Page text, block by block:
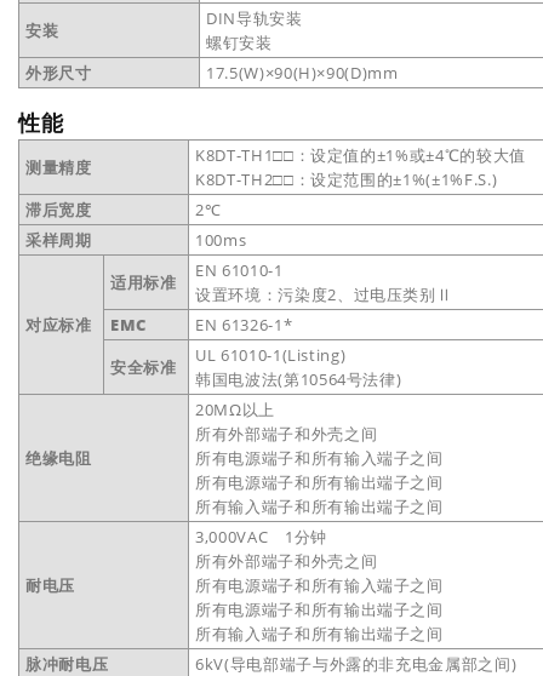
安装
DIN导轨安装
螺钉安装
外形尺寸
17.5(W)×90(H)×90(D)mm
性能
测量精度
K8DT-TH1□□：设定值的±1%或±4℃的较大值
K8DT-TH2□□：设定范围的±1%(±1%F.S.)
滞后宽度
2℃
采样周期
100ms
对应标准
适用标准
EN 61010-1
设置环境：污染度2、过电压类别Ⅱ
EMC
EN 61326-1*
安全标准
UL 61010-1(Listing)
韩国电波法(第10564号法律)
绝缘电阻
20MΩ以上
所有外部端子和外壳之间
所有电源端子和所有输入端子之间
所有电源端子和所有输出端子之间
所有输入端子和所有输出端子之间
耐电压
3,000VAC 1分钟
所有外部端子和外壳之间
所有电源端子和所有输入端子之间
所有电源端子和所有输出端子之间
所有输入端子和所有输出端子之间
脉冲耐电压
6kV(导电部端子与外露的非充电金属部之间)